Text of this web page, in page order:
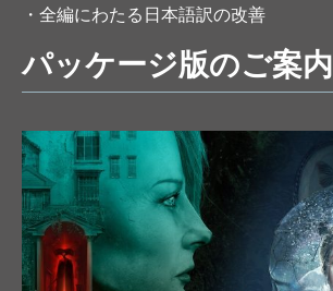
・全編にわたる日本語訳の改善
パッケージ版のご案内